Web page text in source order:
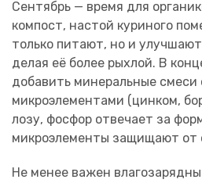
Сентябрь — время для
компост, настой куриного
только питают, но и
делая её более рыхлой. В
добавить минеральные
микроэлементами (цинком,
лозу, фосфор отвечает за
микроэлементы защищают от
Не менее важен